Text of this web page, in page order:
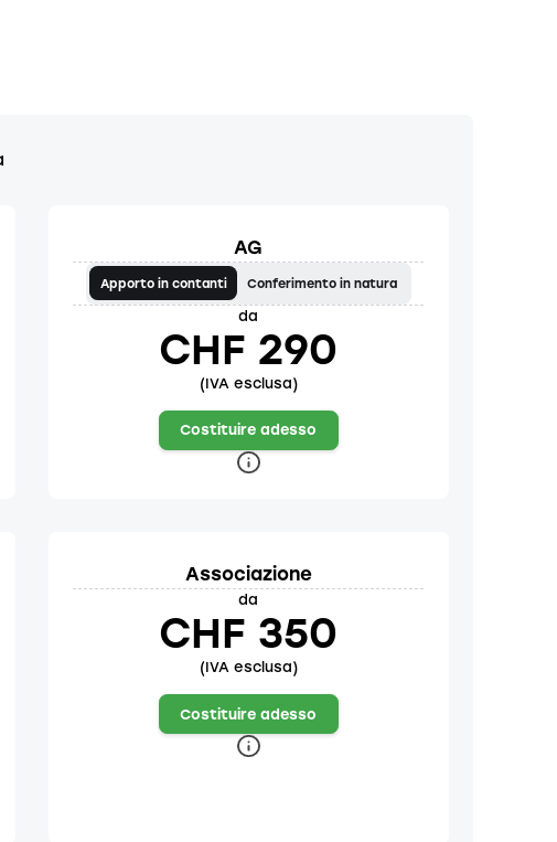
AG
Apporto in contanti Conferimento in natura
da
CHF 290
(IVA esclusa)
Costituire adesso
Associazione
da
CHF 350
(IVA esclusa)
Costituire adesso